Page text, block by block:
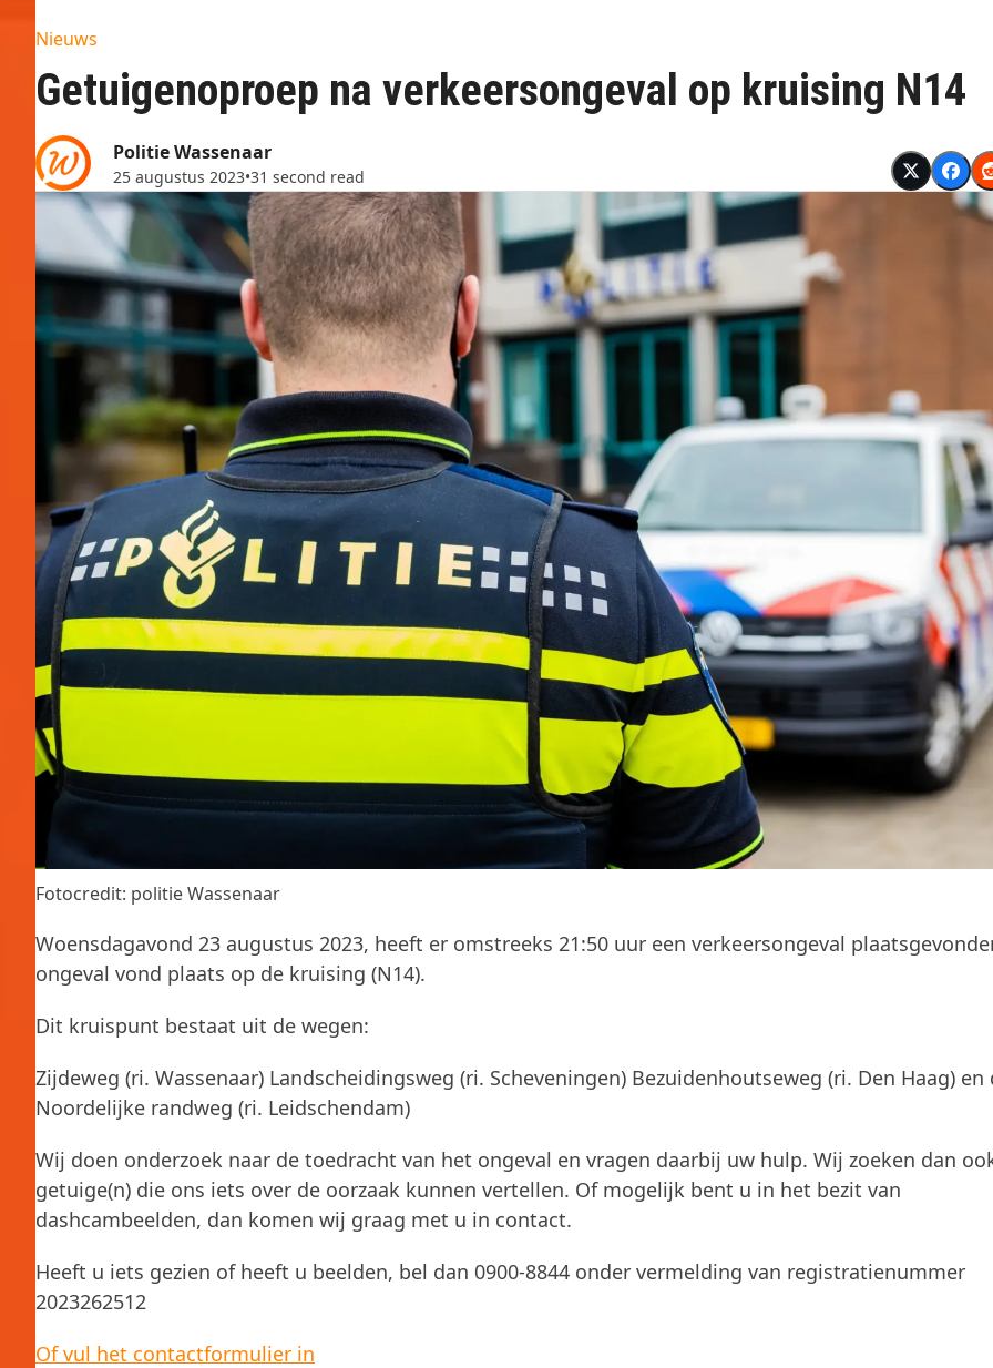
Nieuws
Getuigenoproep na verkeersongeval op kruising N14
Politie Wassenaar
25 augustus 2023•31 second read
Fotocredit: politie Wassenaar
Woensdagavond 23 augustus 2023, heeft er omstreeks 21:50 uur een verkeersongeval
ongeval vond plaats op de kruising (N14).
Dit kruispunt bestaat uit de wegen:
Zijdeweg (ri. Wassenaar) Landscheidingsweg (ri. Scheveningen) Bezuidenhoutseweg (ri. Den Haag) en
Noordelijke randweg (ri. Leidschendam)
Wij doen onderzoek naar de toedracht van het ongeval en vragen daarbij uw hulp. Wij zoeken dan
getuige(n) die ons iets over de oorzaak kunnen vertellen. Of mogelijk bent u in het bezit van
dashcambeelden, dan komen wij graag met u in contact.
Heeft u iets gezien of heeft u beelden, bel dan 0900-8844 onder vermelding van registratienummer
2023262512
Of vul het contactformulier in